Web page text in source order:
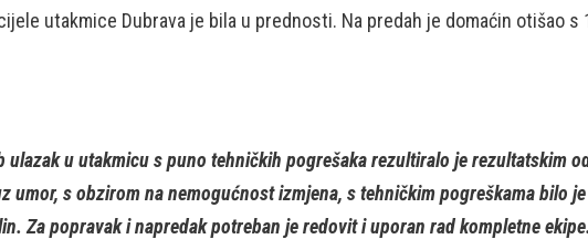
utakmice Dubrava je bila u prednosti. Na predah je domaćin otišao
ulazak u utakmicu s puno tehničkih pogrešaka rezultiralo je rezultatskim
umor, s obzirom na nemogućnost izmjena, s tehničkim pogreškama bilo
Za popravak i napredak potreban je redovit i uporan rad kompletne